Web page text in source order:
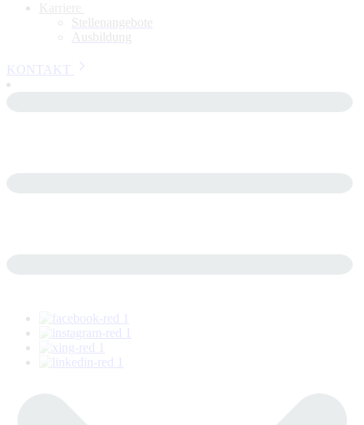
Stellenangebote
Ausbildung
KONTAKT